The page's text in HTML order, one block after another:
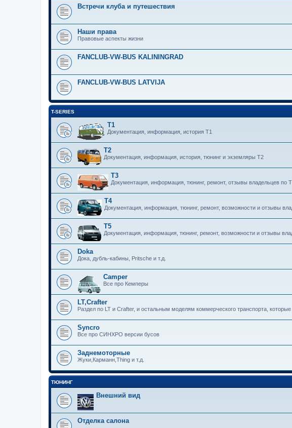
Встречи клуба и путешествия
Наши права
Правовые аспекты жизни
FANCLUB-VW-BUS KALININGRAD
FANCLUB-VW-BUS LATVIJA
T-SERIES
T1
Документация, информация, история T1
T2
Документация, информация, история, тюнинг и экземляры T2
T3
Документация, информация, тюнинг, ремонт, отзывы владельцев по
T4
Документация, информация, тюнинг, ремонт, возможности и отзывы
T5
Документация, информация, тюнинг, ремонт, возможности и отзывы
Doka
Дока, дубль-кабины, Pritsche и т.д.
Camper
Все про Кемперы
LT,Crafter
Раздел по LT и Crafter, и остальным моделям коммерческого транспорта,
Syncro
Все про СИНХРО версии бусов
Заднемоторные
Жуки,Карманн,Thing и т.д.
ТЮНИНГ
Внешний вид
Отделка салона